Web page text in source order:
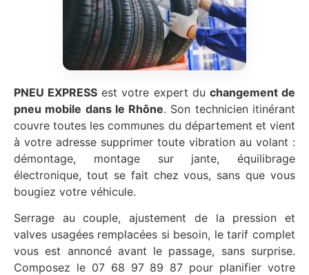
PNEU EXPRESS est votre expert du changement de
pneu mobile dans le Rhône. Son technicien itinérant
couvre toutes les communes du département et vient
à votre adresse supprimer toute vibration au volant :
démontage, montage sur jante, équilibrage
électronique, tout se fait chez vous, sans que vous
bougiez votre véhicule.
Serrage au couple, ajustement de la pression et
valves usagées remplacées si besoin, le tarif complet
vous est annoncé avant le passage, sans surprise.
Composez le 07 68 97 89 87 pour planifier votre